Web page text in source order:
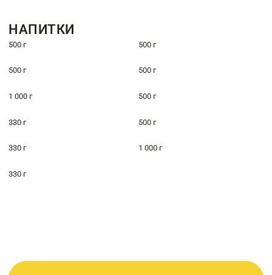
НАПИТКИ
500 г 500 г
500 г 500 г
1 000 г 500 г
330 г 500 г
330 г 1 000 г
330 г